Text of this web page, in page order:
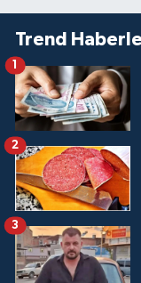
Trend
1
2
3